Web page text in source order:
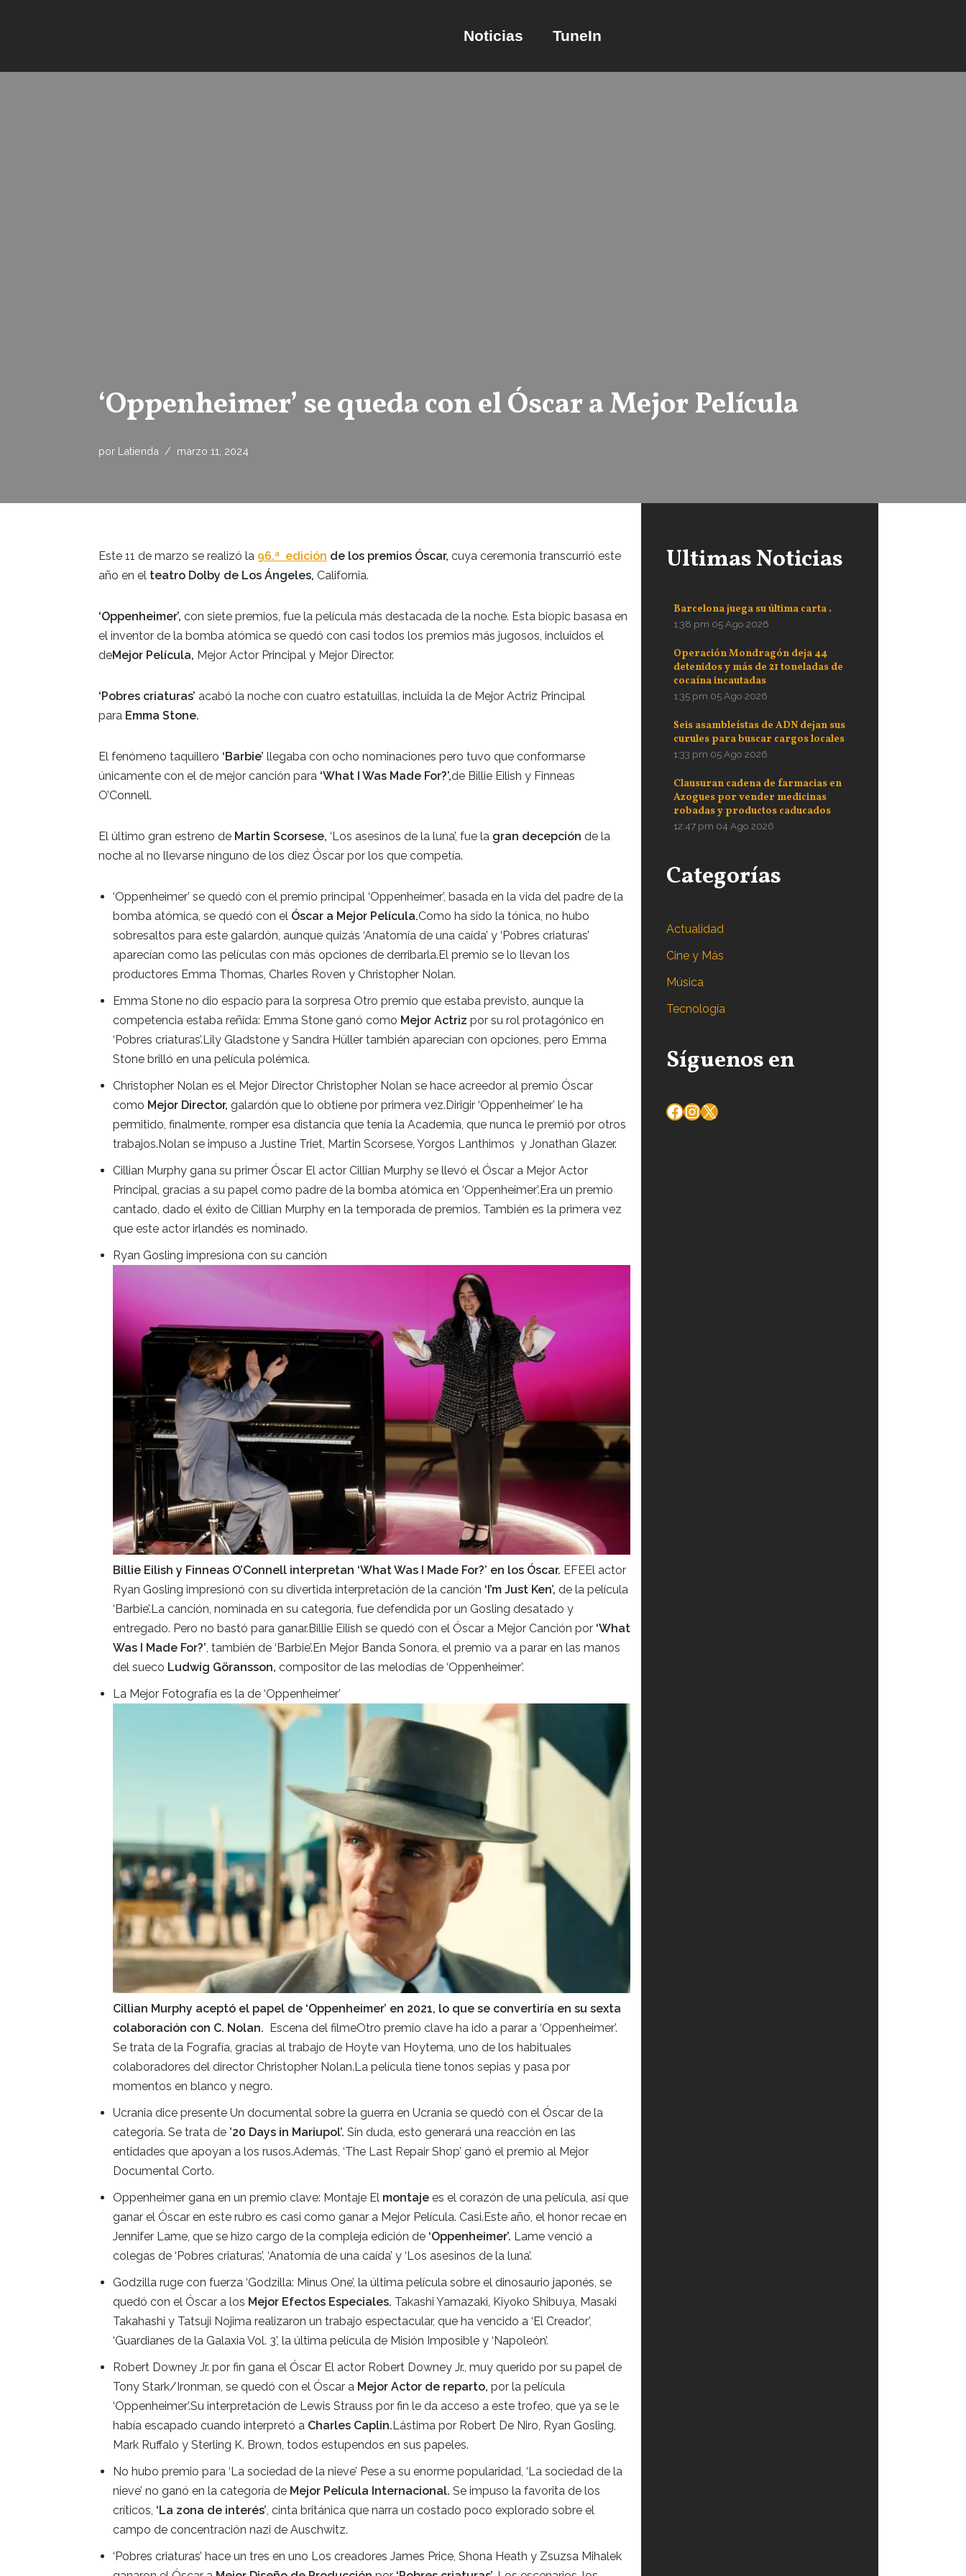
Noticias TuneIn
‘Oppenheimer’ se queda con el Óscar a Mejor Película
por Latienda marzo 11, 2024
Este 11 de marzo se realizó la 96.ª edición de los premios Óscar, cuya ceremonia transcurrió este
año en el teatro Dolby de Los Ángeles, California.
‘Oppenheimer’, con siete premios, fue la película más destacada de la noche. Esta biopic basasa en
el inventor de la bomba atómica se quedó con casi todos los premios más jugosos, incluidos el
deMejor Película, Mejor Actor Principal y Mejor Director.
‘Pobres criaturas’ acabó la noche con cuatro estatuillas, incluida la de Mejor Actriz Principal
para Emma Stone.
El fenómeno taquillero ‘Barbie’ llegaba con ocho nominaciones pero tuvo que conformarse
únicamente con el de mejor canción para ‘What I Was Made For?’,de Billie Eilish y Finneas
O’Connell.
El último gran estreno de Martin Scorsese, ‘Los asesinos de la luna’, fue la gran decepción de la
noche al no llevarse ninguno de los diez Óscar por los que competía.
‘Oppenheimer’ se quedó con el premio principal ‘Oppenheimer’, basada en la vida del padre de la
bomba atómica, se quedó con el Óscar a Mejor Película.Como ha sido la tónica, no hubo
sobresaltos para este galardón, aunque quizás ‘Anatomía de una caída’ y ‘Pobres criaturas’
aparecían como las películas con más opciones de derribarla.El premio se lo llevan los
productores Emma Thomas, Charles Roven y Christopher Nolan.
Emma Stone no dio espacio para la sorpresa Otro premio que estaba previsto, aunque la
competencia estaba reñida: Emma Stone ganó como Mejor Actriz por su rol protagónico en
‘Pobres criaturas’.Lily Gladstone y Sandra Hüller también aparecían con opciones, pero Emma
Stone brilló en una película polémica.
Christopher Nolan es el Mejor Director Christopher Nolan se hace acreedor al premio Óscar
como Mejor Director, galardón que lo obtiene por primera vez.Dirigir ‘Oppenheimer’ le ha
permitido, finalmente, romper esa distancia que tenía la Academia, que nunca le premió por otros
trabajos.Nolan se impuso a Justine Triet, Martin Scorsese, Yorgos Lanthimos y Jonathan Glazer.
Cillian Murphy gana su primer Óscar El actor Cillian Murphy se llevó el Óscar a Mejor Actor
Principal, gracias a su papel como padre de la bomba atómica en ‘Oppenheimer’.Era un premio
cantado, dado el éxito de Cillian Murphy en la temporada de premios. También es la primera vez
que este actor irlandés es nominado.
Ryan Gosling impresiona con su canción
Billie Eilish y Finneas O’Connell interpretan ‘What Was I Made For?’ en los Óscar. EFEEl actor
Ryan Gosling impresionó con su divertida interpretación de la canción ‘I’m Just Ken’, de la película
‘Barbie’.La canción, nominada en su categoría, fue defendida por un Gosling desatado y
entregado. Pero no bastó para ganar.Billie Eilish se quedó con el Óscar a Mejor Canción por ‘What
Was I Made For?’, también de ‘Barbie’.En Mejor Banda Sonora, el premio va a parar en las manos
del sueco Ludwig Göransson, compositor de las melodías de ‘Oppenheimer’.
La Mejor Fotografía es la de ‘Oppenheimer’
Cillian Murphy aceptó el papel de ‘Oppenheimer’ en 2021, lo que se convertiría en su sexta
colaboración con C. Nolan.
Escena del filmeOtro premio clave ha ido a parar a ‘Oppenheimer’.
Se trata de la Fografía, gracias al trabajo de Hoyte van Hoytema, uno de los habituales
colaboradores del director Christopher Nolan.La película tiene tonos sepias y pasa por
momentos en blanco y negro.
Ucrania dice presente Un documental sobre la guerra en Ucrania se quedó con el Óscar de la
categoría. Se trata de ’20 Days in Mariupol’. Sin duda, esto generará una reacción en las
entidades que apoyan a los rusos.Además, ‘The Last Repair Shop’ ganó el premio al Mejor
Documental Corto.
Oppenheimer gana en un premio clave: Montaje El montaje es el corazón de una película, así que
ganar el Óscar en este rubro es casi como ganar a Mejor Película. Casi.Este año, el honor recae en
Jennifer Lame, que se hizo cargo de la compleja edición de ‘Oppenheimer’. Lame venció a
colegas de ‘Pobres criaturas’, ‘Anatomía de una caída’ y ‘Los asesinos de la luna’.
Godzilla ruge con fuerza ‘Godzilla: Minus One’, la última película sobre el dinosaurio japonés, se
quedó con el Óscar a los Mejor Efectos Especiales. Takashi Yamazaki, Kiyoko Shibuya, Masaki
Takahashi y Tatsuji Nojima realizaron un trabajo espectacular, que ha vencido a ‘El Creador’,
‘Guardianes de la Galaxia Vol. 3’, la última película de Misión Imposible y ‘Napoleón’.
Robert Downey Jr. por fin gana el Óscar El actor Robert Downey Jr., muy querido por su papel de
Tony Stark/Ironman, se quedó con el Óscar a Mejor Actor de reparto, por la película
‘Oppenheimer’.Su interpretación de Lewis Strauss por fin le da acceso a este trofeo, que ya se le
había escapado cuando interpretó a Charles Caplin. Lástima por Robert De Niro, Ryan Gosling,
Mark Ruffalo y Sterling K. Brown, todos estupendos en sus papeles.
No hubo premio para ‘La sociedad de la nieve’ Pese a su enorme popularidad, ‘La sociedad de la
nieve’ no ganó en la categoría de Mejor Película Internacional. Se impuso la favorita de los
críticos, ‘La zona de interés’, cinta británica que narra un costado poco explorado sobre el
campo de concentración nazi de Auschwitz.
‘Pobres criaturas’ hace un tres en uno Los creadores James Price, Shona Heath y Zsuzsa Mihalek
Ultimas Noticias
Barcelona juega su última carta .
1:38 pm 05 Ago 2026
Operación Mondragón deja 44
detenidos y más de 21 toneladas de
cocaína incautadas
1:35 pm 05 Ago 2026
Seis asambleístas de ADN dejan sus
curules para buscar cargos locales
1:33 pm 05 Ago 2026
Clausuran cadena de farmacias en
Azogues por vender medicinas
robadas y productos caducados
12:47 pm 04 Ago 2026
Categorías
Actualidad
Cine y Más
Música
Tecnología
Síguenos en